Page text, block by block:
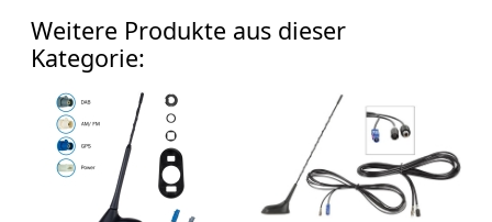
Weitere Produkte aus dieser
Kategorie: